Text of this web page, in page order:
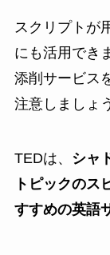
スクリプトが
にも活用でき
添削サービス
注意しましょ
TEDは、 シャ
トピックのス
すすめの英語